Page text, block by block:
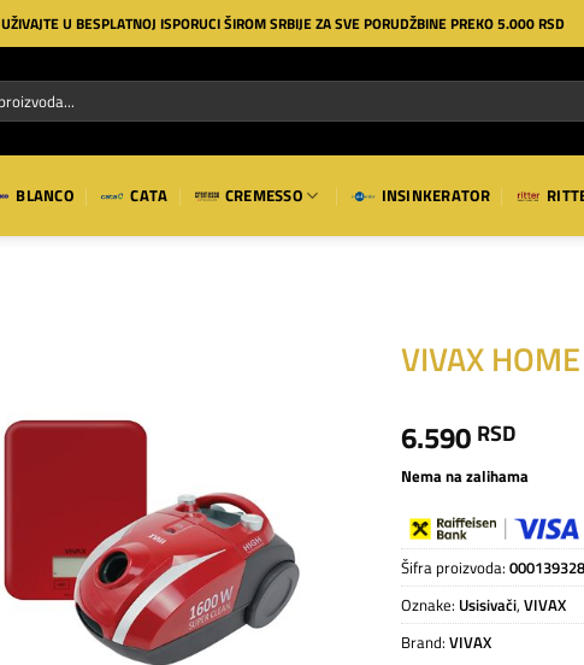
UŽIVAJTE U BESPLATNOJ ISPORUCI ŠIROM SRBIJE ZA SVE PORUDŽBINE PREKO 5.000 RSD
BLANCO CATA CREMESSO INSINKERATOR
VIVAX
6.590 RSD
Nema na zalihama
Šifra proizvoda:
Oznake: Usisivači,VIVAX
Brand:VIVAX